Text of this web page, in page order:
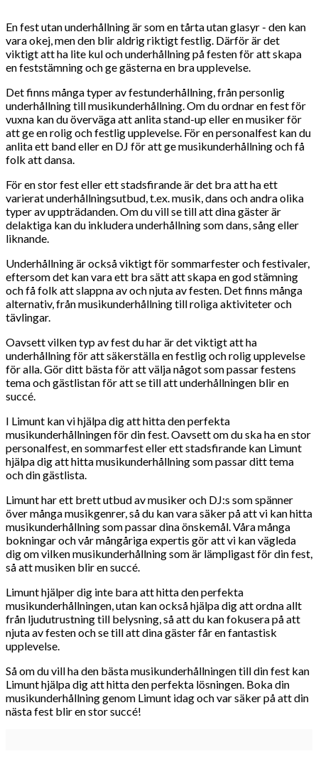
En fest utan underhållning är som en tårta utan glasyr - den kan
vara okej, men den blir aldrig riktigt festlig. Därför är det
viktigt att ha lite kul och underhållning på festen för att skapa
en feststämning och ge gästerna en bra upplevelse.
Det finns många typer av festunderhållning, från personlig
underhållning till musikunderhållning. Om du ordnar en fest för
vuxna kan du överväga att anlita stand-up eller en musiker för
att ge en rolig och festlig upplevelse. För en personalfest kan du
anlita ett band eller en DJ för att ge musikunderhållning och få
folk att dansa.
För en stor fest eller ett stadsfirande är det bra att ha ett
varierat underhållningsutbud, t.ex. musik, dans och andra olika
typer av uppträdanden. Om du vill se till att dina gäster är
delaktiga kan du inkludera underhållning som dans, sång eller
liknande.
Underhållning är också viktigt för sommarfester och festivaler,
eftersom det kan vara ett bra sätt att skapa en god stämning
och få folk att slappna av och njuta av festen. Det finns många
alternativ, från musikunderhållning till roliga aktiviteter och
tävlingar.
Oavsett vilken typ av fest du har är det viktigt att ha
underhållning för att säkerställa en festlig och rolig upplevelse
för alla. Gör ditt bästa för att välja något som passar festens
tema och gästlistan för att se till att underhållningen blir en
succé.
I Limunt kan vi hjälpa dig att hitta den perfekta
musikunderhållningen för din fest. Oavsett om du ska ha en stor
personalfest, en sommarfest eller ett stadsfirande kan Limunt
hjälpa dig att hitta musikunderhållning som passar ditt tema
och din gästlista.
Limunt har ett brett utbud av musiker och DJ:s som spänner
över många musikgenrer, så du kan vara säker på att vi kan hitta
musikunderhållning som passar dina önskemål. Våra många
bokningar och vår mångåriga expertis gör att vi kan vägleda
dig om vilken musikunderhållning som är lämpligast för din fest,
så att musiken blir en succé.
Limunt hjälper dig inte bara att hitta den perfekta
musikunderhållningen, utan kan också hjälpa dig att ordna allt
från ljudutrustning till belysning, så att du kan fokusera på att
njuta av festen och se till att dina gäster får en fantastisk
upplevelse.
Så om du vill ha den bästa musikunderhållningen till din fest kan
Limunt hjälpa dig att hitta den perfekta lösningen. Boka din
musikunderhållning genom Limunt idag och var säker på att din
nästa fest blir en stor succé!